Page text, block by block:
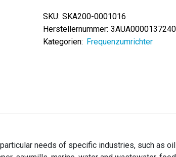
SKU: SKA200-0001016
Herstellernummer: 3AUA0000137240
Kategorien: Frequenzumrichter
needs of specific industries, such as